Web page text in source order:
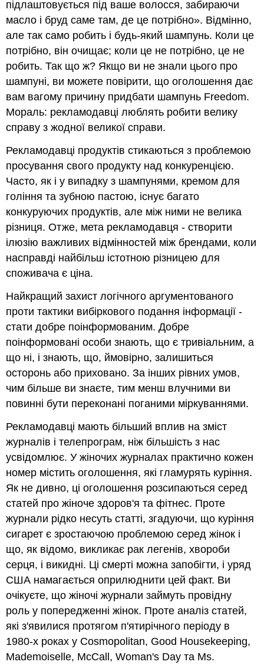
підлаштовується під ваше волосся, забираючи
масло і бруд саме там, де це потрібно». Відмінно,
але так само робить і будь-який шампунь. Коли це
потрібно, він очищає; коли це не потрібно, це не
робить. Так що ж? Якщо ви не знали цього про
шампуні, ви можете повірити, що оголошення дає
вам вагому причину придбати шампунь Freedom.
Мораль: рекламодавці люблять робити велику
справу з жодної великої справи.
Рекламодавці продуктів стикаються з проблемою
просування свого продукту над конкуренцією.
Часто, як і у випадку з шампунями, кремом для
гоління та зубною пастою, існує багато
конкуруючих продуктів, але між ними не велика
різниця. Отже, мета рекламодавця - створити
ілюзію важливих відмінностей між брендами, коли
насправді найбільш істотною різницею для
споживача є ціна.
Найкращий захист логічного аргументованого
проти тактики вибіркового подання інформації -
стати добре поінформованим. Добре
поінформовані особи знають, що є тривіальним, а
що ні, і знають, що, ймовірно, залишиться
осторонь або приховано. За інших рівних умов,
чим більше ви знаєте, тим менш влучними ви
повинні бути переконані поганими міркуваннями.
Рекламодавці мають більший вплив на зміст
журналів і телепрограм, ніж більшість з нас
усвідомлює. У жіночих журналах практично кожен
номер містить оголошення, які гламурять куріння.
Як не дивно, ці оголошення розсипаються серед
статей про жіноче здоров'я та фітнес. Проте
журнали рідко несуть статті, згадуючи, що куріння
сигарет є зростаючою проблемою серед жінок і
що, як відомо, викликає рак легенів, хвороби
серця, і викидні. Ці смерті можна запобігти, і уряд
США намагається оприлюднити цей факт. Ви
очікуєте, що жіночі журнали займуть провідну
роль у попередженні жінок. Проте аналіз статей,
які з'явилися протягом п'ятирічного періоду в
1980-х роках у Cosmopolitan, Good Housekeeping,
Mademoiselle, McCall, Woman's Day та Ms.